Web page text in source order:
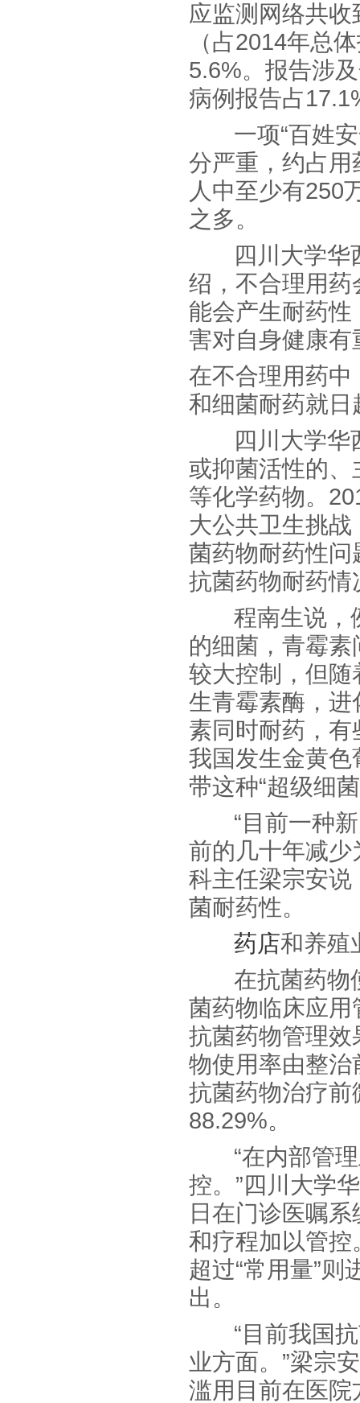
应监测网络共
（占2014年总
5.6%。报告涉
病例报告占
一项“百姓安
分严重，约占
人中至少有250
之多。
四川大学华西
绍，不合理用
能会产生耐药
害对自身健康有
在不合理用药
和细菌耐药就
四川大学华西
或抑菌活性的
等化学药物。
大公共卫生挑
菌药物耐药性
抗菌药物耐药
程南生说，例
的细菌，青霉
较大控制，但
生青霉素酶，进
素同时耐药，
我国发生金黄
带这种“超级细
“目前一种新
前的几十年减少
科主任梁宗安
菌耐药性。
药店和养殖
在抗菌药物使
菌药物临床应
抗菌药物管理
物使用率由整
抗菌药物治疗
88.29%。
“在内部管理
控。”四川大学
日在门诊医嘱
和疗程加以管控
超过“常用量”则
出。
“目前我国抗
业方面。”梁宗
滥用目前在医